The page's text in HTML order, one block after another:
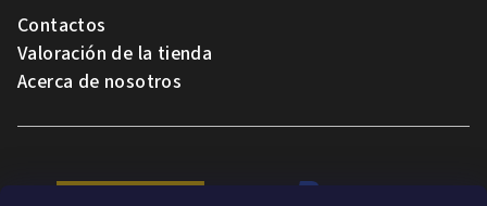
Contactos
Valoración de la tienda
Acerca de nosotros